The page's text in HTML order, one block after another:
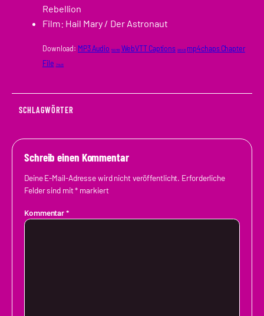
Rebellion
Film: Hail Mary / Der Astronaut
Download: MP3 Audio 50 MB WebVTT Captions 98 KB mp4chaps Chapter
File 744 B
SCHLAGWÖRTER
Schreib einen Kommentar
Deine E-Mail-Adresse wird nicht veröffentlicht. Erforderliche
Felder sind mit* markiert
Kommentar*